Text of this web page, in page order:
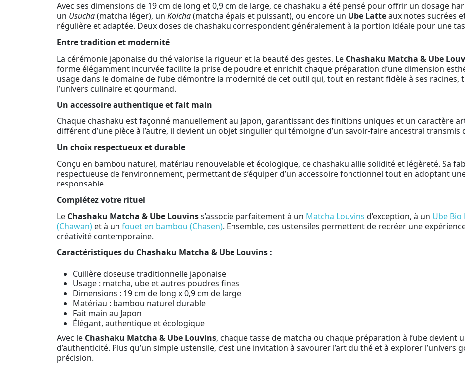
Avec ses dimensions de 19 cm de long et 0,9 cm de large, ce chashaku a été pensé pour offrir un dosage
un Usucha(matcha léger), un Koicha(matcha épais et puissant), ou encore un Ube Latteaux notes sucrées
régulière et adaptée. Deux doses de chashaku correspondent généralement à la portion idéale pour une
Entre tradition et modernité
La cérémonie japonaise du thé valorise la rigueur et la beauté des gestes. Le Chashaku Matcha & Ube
forme élégamment incurvée facilite la prise de poudre et enrichit chaque préparation d’une dimension
usage dans le domaine de l’ube démontre la modernité de cet outil qui, tout en restant fidèle à ses racines,
l’univers culinaire et gourmand.
Un accessoire authentique et fait main
Chaque chashaku est façonné manuellement au Japon, garantissant des finitions uniques et un caractère
différent d’une pièce à l’autre, il devient un objet singulier qui témoigne d’un savoir-faire ancestral transmis
Un choix respectueux et durable
Conçu en bambou naturel, matériau renouvelable et écologique, ce chashaku allie solidité et légèreté. Sa
respectueuse de l’environnement, permettant de s’équiper d’un accessoire fonctionnel tout en adoptant
responsable.
Complétez votre rituel
Le Chashaku Matcha & Ube Louvinss’associe parfaitement à un Matcha Louvins d’exception, à un Ube Bio
(Chawan) et à un fouet en bambou (Chasen). Ensemble, ces ustensiles permettent de recréer une
créativité contemporaine.
Caractéristiques du Chashaku Matcha & Ube Louvins :
Cuillère doseuse traditionnelle japonaise
Usage : matcha, ube et autres poudres fines
Dimensions : 19 cm de long x 0,9 cm de large
Matériau : bambou naturel durable
Fait main au Japon
Élégant, authentique et écologique
Avec le Chashaku Matcha & Ube Louvins, chaque tasse de matcha ou chaque préparation à l’ube
d’authenticité. Plus qu’un simple ustensile, c’est une invitation à savourer l’art du thé et à explorer l’univers
précision.